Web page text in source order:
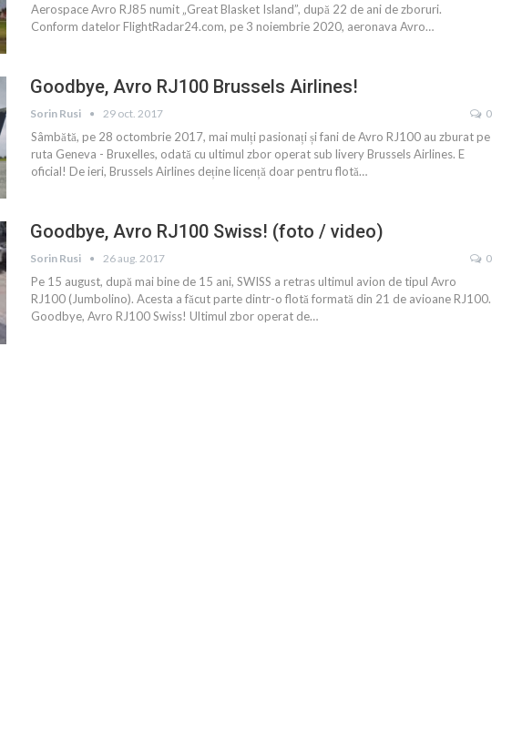
Aerospace Avro RJ85 numit „Great Blasket Island”, după 22 de ani de zboruri.
Conform datelor FlightRadar24.com, pe 3 noiembrie 2020, aeronava Avro…
Goodbye, Avro RJ100 Brussels Airlines!
Sorin Rusi 29 oct. 2017 0
Sâmbătă, pe 28 octombrie 2017, mai mulți pasionați și fani de Avro RJ100 au zburat pe
ruta Geneva - Bruxelles, odată cu ultimul zbor operat sub livery Brussels Airlines. E
oficial! De ieri, Brussels Airlines deține licență doar pentru flotă…
Goodbye, Avro RJ100 Swiss! (foto / video)
Sorin Rusi 26 aug. 2017 0
Pe 15 august, după mai bine de 15 ani, SWISS a retras ultimul avion de tipul Avro
RJ100 (Jumbolino). Acesta a făcut parte dintr-o flotă formată din 21 de avioane RJ100.
Goodbye, Avro RJ100 Swiss! Ultimul zbor operat de…